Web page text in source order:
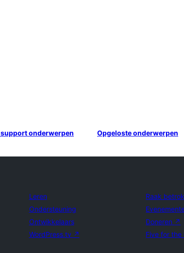
onderwerpen Opgeloste onderwerpen
Leren
Ondersteuning
Ontwikkelaars
WordPress.tv ↗
Raak
Doneren ↗
Five for the